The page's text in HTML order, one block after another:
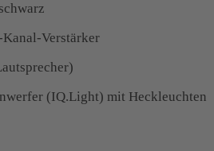
Kanal-Verstärker
(IQ.Light) mit Heckleuchten